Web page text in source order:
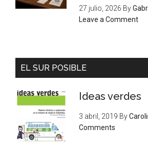
27 julio, 2026 By
Leave a Comment
EL SUR POSIBLE
Ideas verdes
3 abril, 2019 By
Comments